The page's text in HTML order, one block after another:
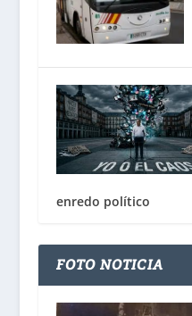
enredo político
FOTO NOTICIA